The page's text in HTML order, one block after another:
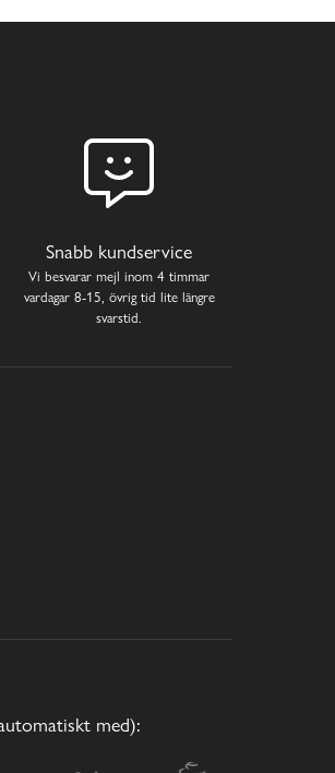
Snabb kundservice
Vi besvarar mejl inom 4 timmar
vardagar 8-15, övrig tid lite längre
svarstid.
med):